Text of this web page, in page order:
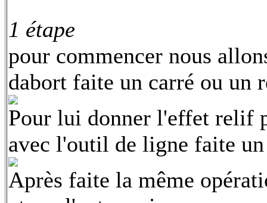
1 étape
pour commencer nous
dabort faite un carré ou un
Pour lui donner l'effet relif
avec l'outil de ligne faite
Après faite la même